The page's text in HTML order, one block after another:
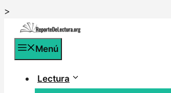
>
contenido
Menú
Lectura